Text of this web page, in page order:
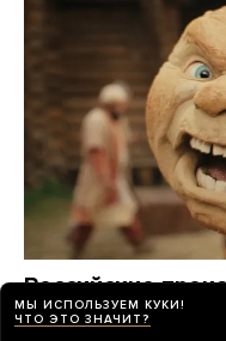
Российские
премьеру нового
МЫ ИСПОЛЬЗУЕМ КУКИ!
ЧТО ЭТО ЗНАЧИТ?